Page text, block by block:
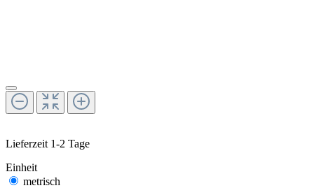
Lieferzeit 1-2 Tage
Einheit
metrisch